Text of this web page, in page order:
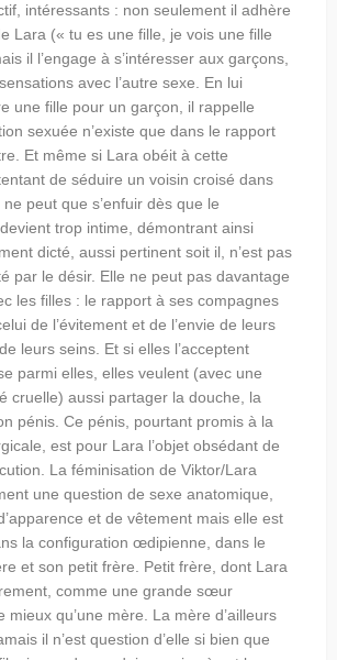
intéressants : non seulement il adhère
Lara (« tu es une fille, je vois une fille
il l’engage à s’intéresser aux garçons,
avec l’autre sexe. En lui
une fille pour un garçon, il rappelle
sexuée n’existe que dans le rapport
Et même si Lara obéit à cette
de séduire un voisin croisé dans
ne peut que s’enfuir dès que le
trop intime, démontrant ainsi
dicté, aussi pertinent soit il, n’est pas
par le désir. Elle ne peut pas davantage
les filles : le rapport à ses compagnes
de l’évitement et de l’envie de leurs
leurs seins. Et si elles l’acceptent
parmi elles, elles veulent (avec une
cruelle) aussi partager la douche, la
pénis. Ce pénis, pourtant promis à la
est pour Lara l’objet obsédant de
La féminisation de Viktor/Lara
une question de sexe anatomique,
et de vêtement mais elle est
la configuration œdipienne, dans le
et son petit frère. Petit frère, dont Lara
comme une grande sœur
mieux qu’une mère. La mère d’ailleurs
il n’est question d’elle si bien que